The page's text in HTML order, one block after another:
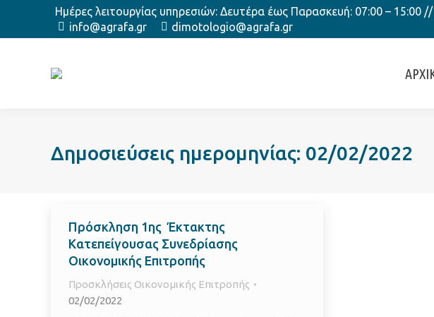
Ημέρες λειτουργίας υπηρεσιών: Δευτέρα έως Παρασκευή: 07:00 – 15:00
info@agrafa.gr
dimotologio@agrafa.gr
Δημοσιεύσεις ημερομηνίας: 02/02/2022
Πρόσκληση 1ης Έκτακτης
Κατεπείγουσας Συνεδρίασης
Οικονομικής Επιτροπής
Προσκλήσεις Οικονομικής Επιτροπής
02/02/2022